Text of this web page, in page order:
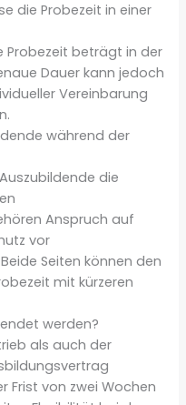
die Probezeit in einer
Probezeit beträgt in der
Dauer kann jedoch
Vereinbarung
während der
die
Anspruch auf
vor
Seiten können den
mit kürzeren
werden?
als auch der
Frist von zwei Wochen